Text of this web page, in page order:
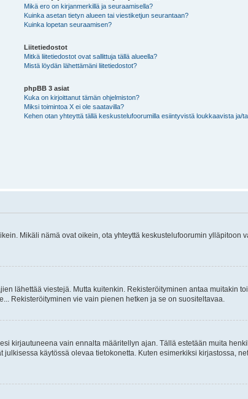
Mikä ero on kirjanmerkillä ja seuraamisella?
Kuinka asetan tietyn alueen tai viestiketjun seurantaan?
Kuinka lopetan seuraamisen?
Liitetiedostot
Mitkä liitetiedostot ovat sallittuja tällä alueella?
Mistä löydän lähettämäni liitetiedostot?
phpBB 3 asiat
Kuka on kirjoittanut tämän ohjelmiston?
Miksi toimintoa X ei ole saatavilla?
Kehen otan yhteyttä tällä keskustelufoorumilla esiintyvistä loukkaavista ja/
Mikäli nämä ovat oikein, ota yhteyttä keskustelufoorumin ylläpitoon
lähettää viestejä. Mutta kuitenkin. Rekisteröityminen antaa muitakin
Rekisteröityminen vie vain pienen hetken ja se on suositeltavaa.
kirjautuneena vain ennalta määritellyn ajan. Tällä estetään muita
käytössä olevaa tietokonetta. Kuten esimerkiksi kirjastossa,